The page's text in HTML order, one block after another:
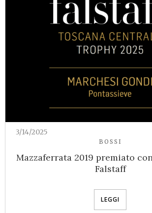
3/14/2025
BOSSI
Mazzaferrata 2019 premiato
Falstaff
LEGGI